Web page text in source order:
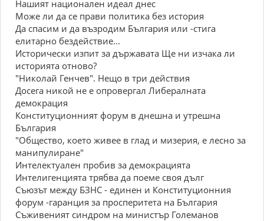
Нашият национален идеал днес
Може ли да се прави политика без история
Да спасим и да възродим България или -стига
елитарно бездействие...
Исторически изпит за държавата Ще ни изчака ли
историята отново?
"Николай Генчев". Нещо в три действия
Досега никой не е опровергал Либералната
демокрация
Конституционният форум в днешна и утрешна
България
"Общество, което живее в глад и мизерия, е лесно за
манипулиране"
Интелектуален пробив за демокрацията
Интелигенцията трябва да поеме своя дълг
Съюзът между БЗНС - единен и Конституционния
форум -гаранция за просперитета на България
Съживеният синдром на министър Големанов